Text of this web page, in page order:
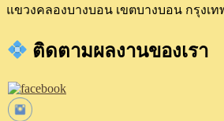
แขวงคลองบางบอน เขตบางบอน กรุงเ
ติดตามผลงานของเรา